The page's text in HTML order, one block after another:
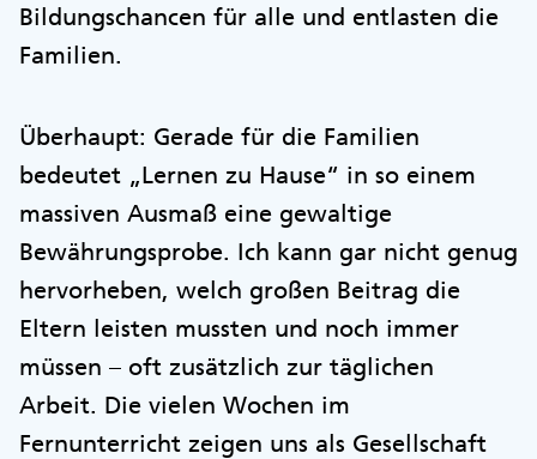
Bildungschancen für alle und entlasten die
Familien.
Überhaupt: Gerade für die Familien
bedeutet „Lernen zu Hause“ in so einem
massiven Ausmaß eine gewaltige
Bewährungsprobe. Ich kann gar nicht genug
hervorheben, welch großen Beitrag die
Eltern leisten mussten und noch immer
müssen – oft zusätzlich zur täglichen
Arbeit. Die vielen Wochen im
Fernunterricht zeigen uns als Gesellschaft